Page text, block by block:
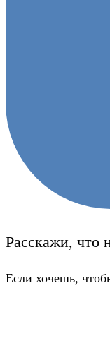
Расскажи, что
Если хочешь,